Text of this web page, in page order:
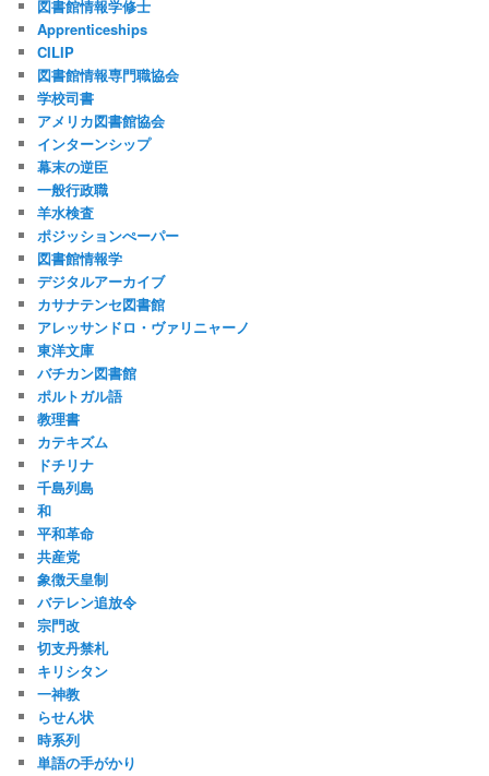
図書館情報学修士
Apprenticeships
CILIP
図書館情報専門職協会
学校司書
アメリカ図書館協会
インターンシップ
幕末の逆臣
一般行政職
羊水検査
ポジッションぺーパー
図書館情報学
デジタルアーカイブ
カサナテンセ図書館
アレッサンドロ・ヴァリニャーノ
東洋文庫
バチカン図書館
ポルトガル語
教理書
カテキズム
ドチリナ
千島列島
和
平和革命
共産党
象徴天皇制
バテレン追放令
宗門改
切支丹禁札
キリシタン
一神教
らせん状
時系列
単語の手がかり